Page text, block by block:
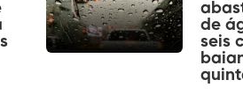
de
seis